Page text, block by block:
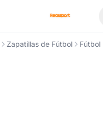
Zapatillas de Fútbol Fútbol